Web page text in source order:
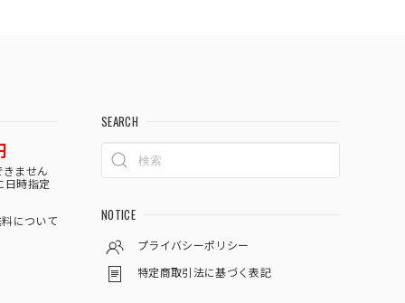
きません
日時指定
について
SEARCH
NOTICE
プライバシーポリシー
特定商取引法に基づく表記